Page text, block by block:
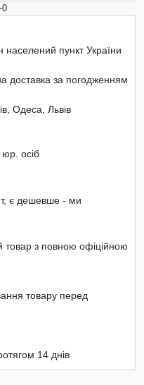
0
населений пункт України
доставка за погодженням
Одеса, Львів
юр. осіб
є дешевше - ми
товар з повною офіційною
товару перед
14 днів